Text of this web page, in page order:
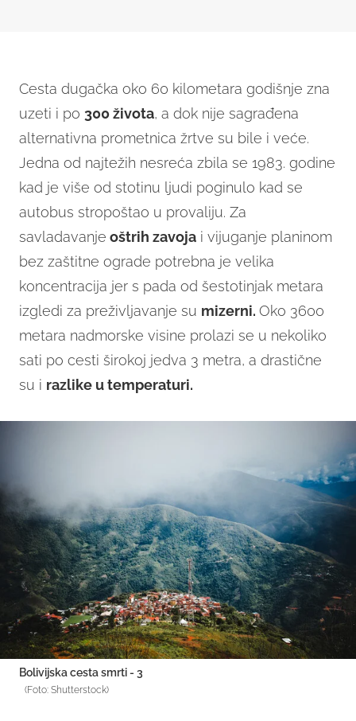
Cesta dugačka oko 60 kilometara godišnje zna
uzeti i po 300 života, a dok nije sagrađena
alternativna prometnica žrtve su bile i veće.
Jedna od najtežih nesreća zbila se 1983. godine
kad je više od stotinu ljudi poginulo kad se
autobus stropoštao u provaliju. Za
savladavanje oštrih zavoja i vijuganje planinom
bez zaštitne ograde potrebna je velika
koncentracija jer s pada od šestotinjak metara
izgledi za preživljavanje su mizerni. Oko 3600
metara nadmorske visine prolazi se u nekoliko
sati po cesti širokoj jedva 3 metra, a drastične
su i razlike u temperaturi.
Bolivijska cesta smrti - 3
(Foto: Shutterstock)